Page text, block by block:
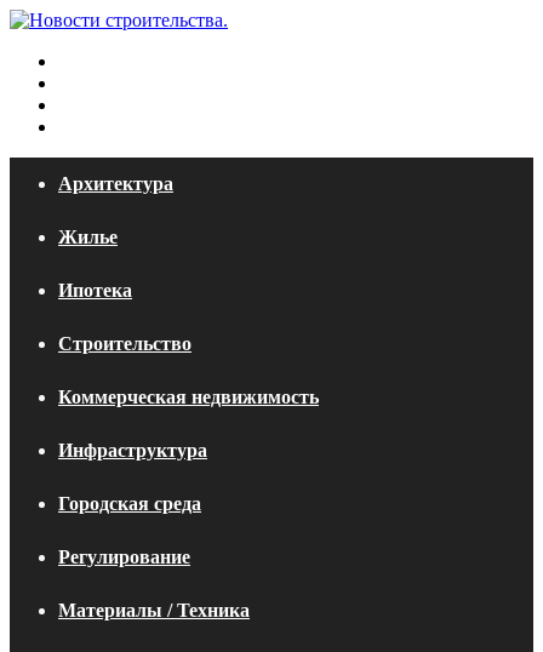
Архитектура
Жилье
Ипотека
Строительство
Коммерческая недвижимость
Инфраструктура
Городская среда
Регулирование
Материалы / Техника